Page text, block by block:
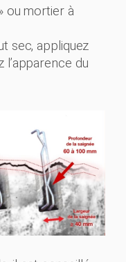
ou mortier à
sec, appliquez
l’apparence du